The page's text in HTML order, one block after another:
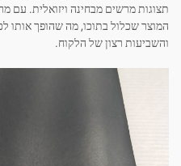
תצוגות מרשים מבחינה ויזואלית. עם
המוצר שכלול בתוכו, מה שהופך אותו
והשביעות רצון של הלקוח.